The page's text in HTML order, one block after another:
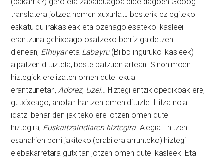
translatera jotzea hemen xuxurlatu besterik ez egiteko
eskatu du irakasleak eta ozenago esateko ikasleei
erantzuna gehixeago osatzeko berriz galdetzen
dienean, Elhuyareta Labayru(Bilbo inguruko ikasleek)
aipatzen dituztela, beste batzuen artean. Sinonimoen
hiztegiek ere izaten omen dute lekua
erantzunetan, Adorez, Uzei… Hiztegi entziklopedikoak ere,
gutxixeago, ahotan hartzen omen dituzte. Hitza nola
idatzi behar den jakiteko ere jotzen omen dute
hiztegira, Euskaltzaindiaren hiztegira . Alegia… hitzen
esanahien berri jakiteko (erabilera arrunteko) hiztegi
elebakarretara gutxitan jotzen omen dute ikasleek. Eta